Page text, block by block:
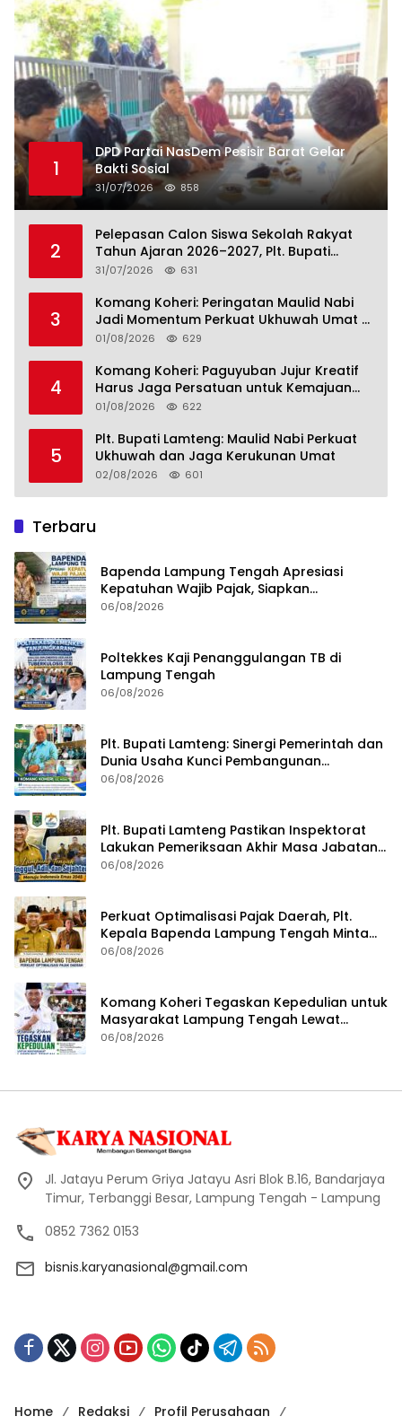
1
DPD Partai NasDem Pesisir Barat Gelar
Bakti Sosial
31/07/2026 858
2
Pelepasan Calon Siswa Sekolah Rakyat
Tahun Ajaran 2026–2027, Plt. Bupati
Lamteng Tegaskan Komitmen Hadirkan
31/07/2026 631
3
Komang Koheri: Peringatan Maulid Nabi
Jadi Momentum Perkuat Ukhuwah Umat di
Lampung Tengah
01/08/2026 629
4
Komang Koheri: Paguyuban Jujur Kreatif
Harus Jaga Persatuan untuk Kemajuan
Lampung Tengah
01/08/2026 622
5
Plt. Bupati Lamteng: Maulid Nabi Perkuat
Ukhuwah dan Jaga Kerukunan Umat
02/08/2026 601
Terbaru
Bapenda Lampung Tengah Apresiasi
Kepatuhan Wajib Pajak, Siapkan
Pengawasan Terpadu di PT GGP
06/08/2026
Poltekkes Kaji Penanggulangan TB di
Lampung Tengah
06/08/2026
Plt. Bupati Lamteng: Sinergi Pemerintah dan
Dunia Usaha Kunci Pembangunan
Berkelanjutan
06/08/2026
Plt. Bupati Lamteng Pastikan Inspektorat
Lakukan Pemeriksaan Akhir Masa Jabatan
51 Kepala Kampung
06/08/2026
Perkuat Optimalisasi Pajak Daerah, Plt.
Kepala Bapenda Lampung Tengah Minta
Seluruh Pengelola Tingkatkan Inovasi dan
06/08/2026
Komang Koheri Tegaskan Kepedulian untuk
Masyarakat Lampung Tengah Lewat
Penyaluran Bantuan Disabilitas
06/08/2026
Jl. Jatayu Perum Griya Jatayu Asri Blok B.16, Bandarjaya
Timur, Terbanggi Besar, Lampung Tengah - Lampung
0852 7362 0153
bisnis.karyanasional@gmail.com
Home Redaksi Profil Perusahaan